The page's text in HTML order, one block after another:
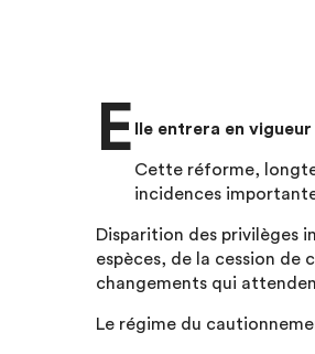
E lle entrera en
Cette réforme,
incidences
Disparition des privilèges
espèces, de la cession
changements qui
Le régime du